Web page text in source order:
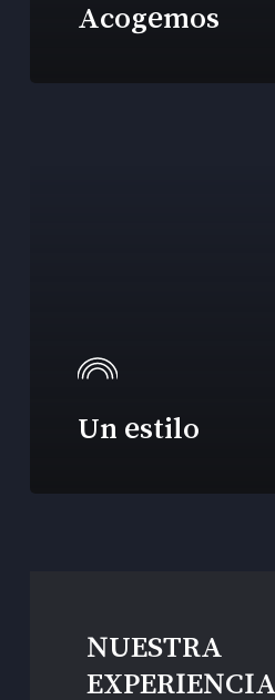
Acogemos
Un estilo
NUESTRA
EXPERIENCIA